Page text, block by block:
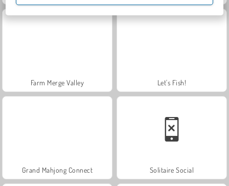
Farm Merge Valley Let's Fish!
Grand Mahjong Connect Solitaire Social